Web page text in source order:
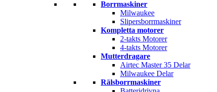
Borrmaskiner
Milwaukee
Slipersborrmaskiner
Kompletta motorer
2-takts Motorer
4-takts Motorer
Mutterdragare
Airtec Master 35 Delar
Milwaukee Delar
Rälsborrmaskiner